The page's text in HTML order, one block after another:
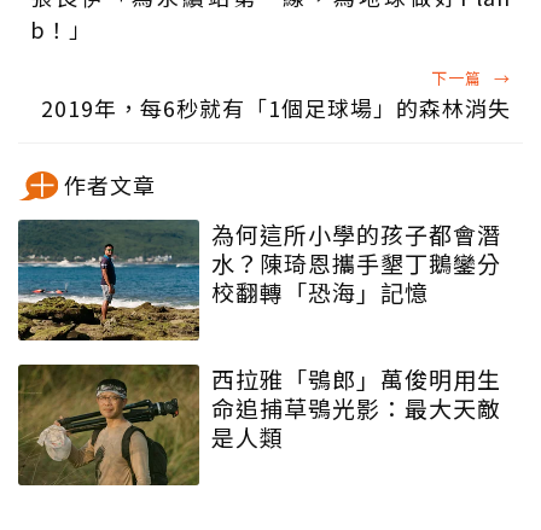
b！」
下一篇 →
2019年，每6秒就有「1個足球場」的森林消失
作者文章
為何這所小學的孩子都會潛
水？陳琦恩攜手墾丁鵝鑾分
校翻轉「恐海」記憶
西拉雅「鴞郎」萬俊明用生
命追捕草鴞光影：最大天敵
是人類